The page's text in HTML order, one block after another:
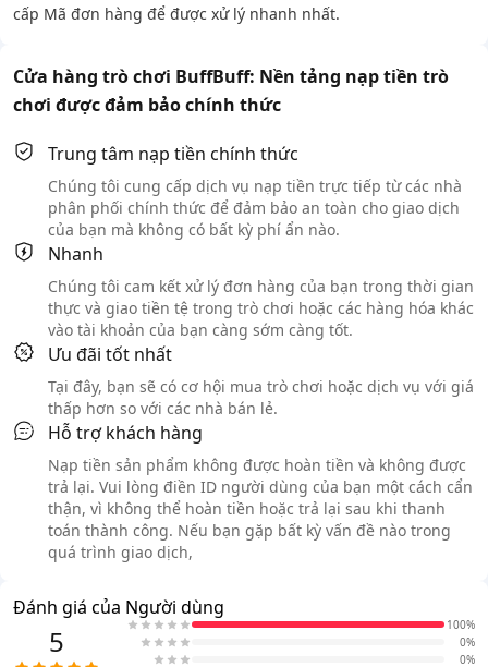
cấp Mã đơn hàng để được xử lý nhanh nhất.
Cửa hàng trò chơi BuffBuff: Nền tảng nạp tiền trò
chơi được đảm bảo chính thức
Trung tâm nạp tiền chính thức
Chúng tôi cung cấp dịch vụ nạp tiền trực tiếp từ các nhà
phân phối chính thức để đảm bảo an toàn cho giao dịch
của bạn mà không có bất kỳ phí ẩn nào.
Nhanh
Chúng tôi cam kết xử lý đơn hàng của bạn trong thời gian
thực và giao tiền tệ trong trò chơi hoặc các hàng hóa khác
vào tài khoản của bạn càng sớm càng tốt.
Ưu đãi tốt nhất
Tại đây, bạn sẽ có cơ hội mua trò chơi hoặc dịch vụ với giá
thấp hơn so với các nhà bán lẻ.
Hỗ trợ khách hàng
Nạp tiền sản phẩm không được hoàn tiền và không được
trả lại. Vui lòng điền ID người dùng của bạn một cách cẩn
thận, vì không thể hoàn tiền hoặc trả lại sau khi thanh
toán thành công. Nếu bạn gặp bất kỳ vấn đề nào trong
quá trình giao dịch,
Đánh giá của Người dùng
5
100%
0%
0%